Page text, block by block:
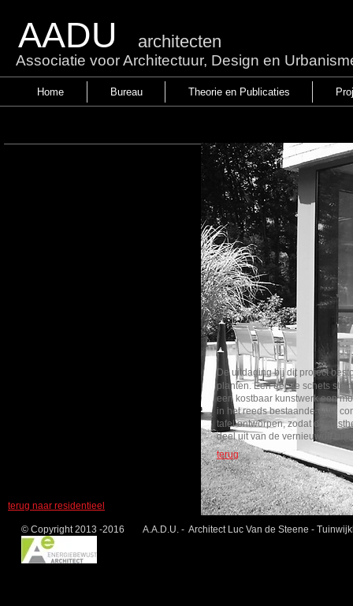
AADU architecten
Associatie voor Architectuur, Design en
Home Bureau Theorie en Publicaties
De uitdaging bij dit project
planten. Een eerste schets
een kostbaar kunstwerk een
in het reeds bestaande witte
tafel ontworpen, zodat de
deel uit van de vernieuwde
terug
terug naar residentieel
© Copyright 2013 -2016 A.A.D.U. - Architect Luc Van de Steene -